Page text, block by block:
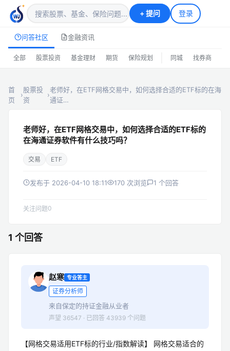
+提问 登录
问答社区 金融资讯
全部 股票投资 基金理财 期货 保险规划 同城 找券商
首
页
›
股票投
资
›
老师好，在ETF网格交易中，如何选择合适的ETF标的在海
通证…
老师好，在ETF网格交易中，如何选择合适的ETF标的
在海通证券软件有什么技巧吗？
交易 ETF
发布于 2026-04-10 18:11 170 次浏览 1 个回答
关注问题0
1 个回答
赵寒 专业答主
证券分析师
来自保定的持证金融从业者
声望 36547 · 已回答 43939 个问题
【网格交易适用ETF标的行业/指数解读】 网格交易适合的